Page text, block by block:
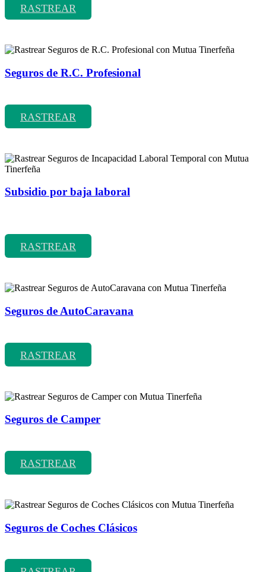
RASTREAR
Seguros de R.C. Profesional
RASTREAR
Subsidio por baja laboral
RASTREAR
Seguros de AutoCaravana
RASTREAR
Seguros de Camper
RASTREAR
Seguros de Coches Clásicos